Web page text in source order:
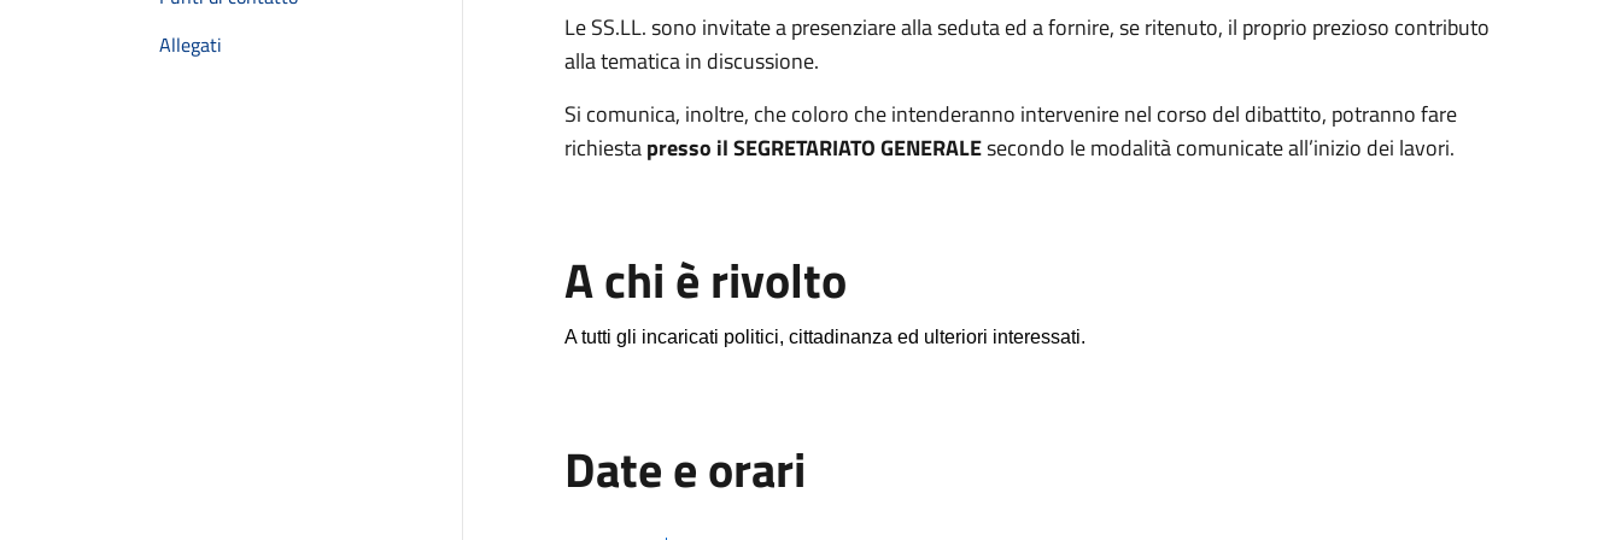
Allegati
Le SS.LL. sono invitate a presenziare alla seduta ed a fornire, se ritenuto, il proprio prezioso contributo
alla tematica in discussione.
Si comunica, inoltre, che coloro che intenderanno intervenire nel corso del dibattito, potranno fare
richiestapresso il SEGRETARIATO GENERALEsecondo le modalità comunicate all’inizio dei lavori.
A chi è rivolto
A tutti gli incaricati politici, cittadinanza ed ulteriori interessati.
Date e orari